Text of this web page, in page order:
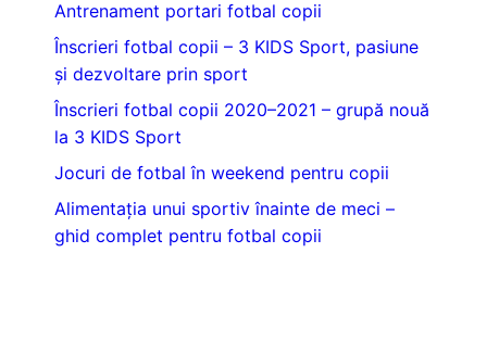
Antrenament portari fotbal copii
Înscrieri fotbal copii – 3 KIDS Sport, pasiune
și dezvoltare prin sport
Înscrieri fotbal copii 2020–2021 – grupă nouă
la 3 KIDS Sport
Jocuri de fotbal în weekend pentru copii
Alimentația unui sportiv înainte de meci –
ghid complet pentru fotbal copii